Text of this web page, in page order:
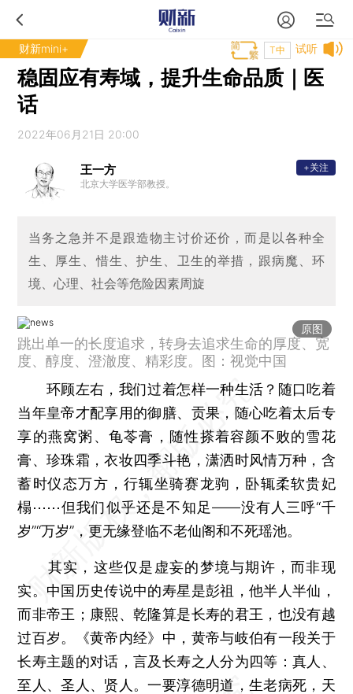
财新mini+ 试听
T中
稳固应有寿域，提升生命品质｜医
话
2022年06月21日 20:00
王一方
北京大学医学部教授。
+关注
当务之急并不是跟造物主讨价还价，而是以各种全
生、厚生、惜生、护生、卫生的举措，跟病魔、环
境、心理、社会等危险因素周旋
原图
跳出单一的长度追求，转身去追求生命的厚度、宽
度、醇度、澄澈度、精彩度。图：视觉中国
环顾左右，我们过着怎样一种生活？随口吃着
当年皇帝才配享用的御膳、贡果，随心吃着太后专
享的燕窝粥、龟苓膏，随性搽着容颜不败的雪花
膏、珍珠霜，衣妆四季斗艳，潇洒时风情万种，含
蓄时仪态万方，行辄坐骑赛龙驹，卧辄柔软贵妃
榻⋯⋯但我们似乎还是不知足——没有人三呼“千
岁”“万岁”，更无缘登临不老仙阁和不死瑶池。
其实，这些仅是虚妄的梦境与期许，而非现
实。中国历史传说中的寿星是彭祖，他半人半仙，
而非帝王；康熙、乾隆算是长寿的君王，也没有越
过百岁。《黄帝内经》中，黄帝与岐伯有一段关于
长寿主题的对话，言及长寿之人分为四等：真人、
至人、圣人、贤人。一要淳德明道，生老病死，天